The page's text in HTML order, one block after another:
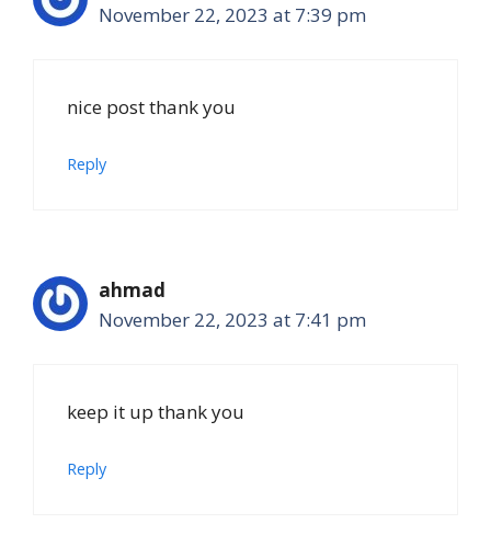
November 22, 2023 at 7:39 pm
nice post thank you
Reply
ahmad
November 22, 2023 at 7:41 pm
keep it up thank you
Reply